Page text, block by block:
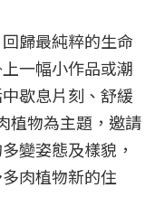
歸最純粹的生命
一幅小作品或潮
歇息片刻、舒緩
植物為主題，邀請
變姿態及樣貌，
肉植物新的住